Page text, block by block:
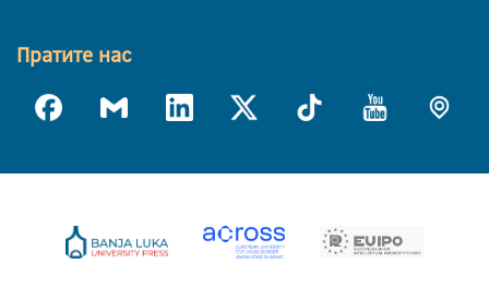
Пратите нас